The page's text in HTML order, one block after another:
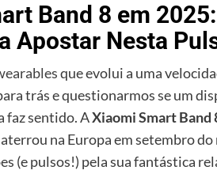
Band 8 em
Apostar Nesta
que evolui a uma
trás e questionarmos se um
faz sentido. AXiaomi Smart Band
na Europa em setembro do
(e pulsos!) pela sua fantástica